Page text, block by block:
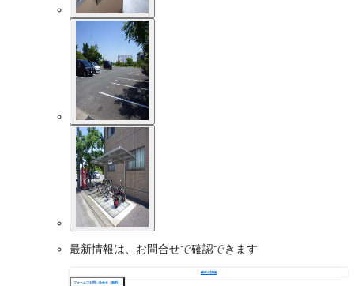
最新情報は、お問合せで確認できます
物件の詳細
フォームでお問い合わせ（無料）